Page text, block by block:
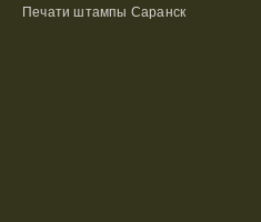
Печати штампы Саранск